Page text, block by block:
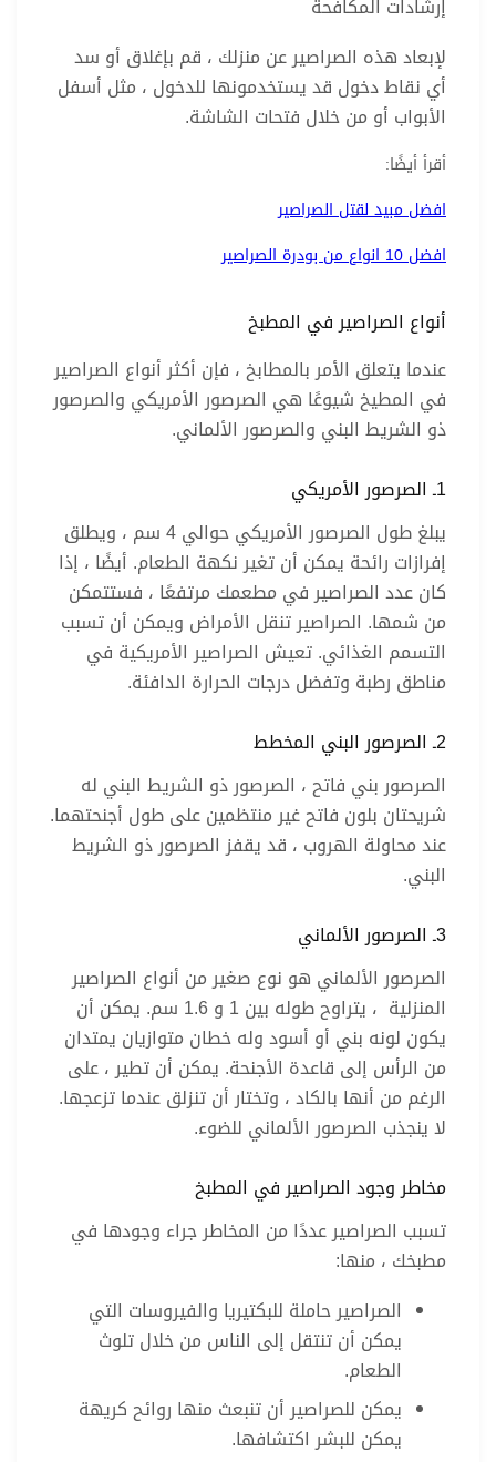
لإبعاد هذه الصراصير عن منزلك ، قم بإغلاق أو سد
أي نقاط دخول قد يستخدمونها للدخول ، مثل أسفل
الأبواب أو من خلال فتحات الشاشة.
أقرأ أيضًا:
افضل مبيد لقتل الصراصير
افضل 10 انواع من بودرة الصراصير
أنواع الصراصير في المطبخ
عندما يتعلق الأمر بالمطابخ ، فإن أكثر أنواع الصراصير
في المطيخ شيوعًا هي الصرصور الأمريكي والصرصور
ذو الشريط البني والصرصور الألماني.
1ـ الصرصور الأمريكي
يبلغ طول الصرصور الأمريكي حوالي 4 سم ، ويطلق
إفرازات رائحة يمكن أن تغير نكهة الطعام. أيضًا ، إذا
كان عدد الصراصير في مطعمك مرتفعًا ، فستتمكن
من شمها. الصراصير تنقل الأمراض ويمكن أن تسبب
التسمم الغذائي. تعيش الصراصير الأمريكية في
مناطق رطبة وتفضل درجات الحرارة الدافئة.
2ـ الصرصور البني المخطط
الصرصور بني فاتح ، الصرصور ذو الشريط البني له
شريحتان بلون فاتح غير منتظمين على طول أجنحتهما.
عند محاولة الهروب ، قد يقفز الصرصور ذو الشريط
البني.
3ـ الصرصور الألماني
الصرصور الألماني هو نوع صغير من أنواع الصراصير
المنزلية ، يتراوح طوله بين 1 و 1.6 سم. يمكن أن
يكون لونه بني أو أسود وله خطان متوازيان يمتدان
من الرأس إلى قاعدة الأجنحة. يمكن أن تطير ، على
الرغم من أنها بالكاد ، وتختار أن تنزلق عندما تزعجها.
لا ينجذب الصرصور الألماني للضوء.
مخاطر وجود الصراصير في المطبخ
تسبب الصراصير عددًا من المخاطر جراء وجودها في
مطبخك ، منها:
الصراصير حاملة للبكتيريا والفيروسات التي
يمكن أن تنتقل إلى الناس من خلال تلوث
الطعام.
يمكن للصراصير أن تنبعث منها روائح كريهة
يمكن للبشر اكتشافها.